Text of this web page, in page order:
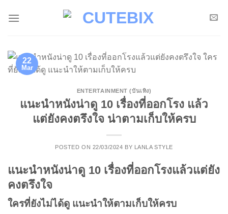
22
Mar
ENTERTAINMENT (บันเทิง)
แนะนำหนังน่าดู 10 เรื่องที่ออกโรง แล้ว
แต่ยังคงตรึงใจ น่าตามเก็บให้ครบ
POSTED ON 22/03/2024 BY LANLA STYLE
แนะนำหนังน่าดู 10 เรื่องที่ออกโรงแล้วแต่ยัง
คงตรึงใจ
ใครที่ยังไม่ได้ดู แนะนำให้ตามเก็บให้ครบ